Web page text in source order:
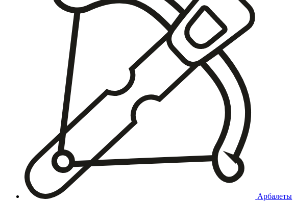
Арбалеты